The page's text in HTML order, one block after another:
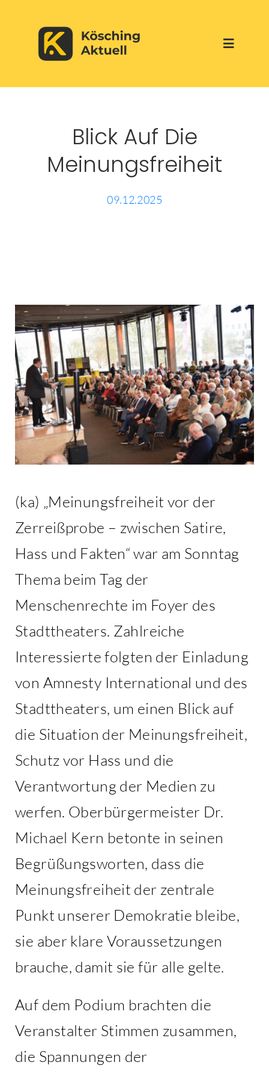
content
Toggle
Über uns
Blick Auf Die
Meinungsfreiheit
09.12.2025
(ka) „Meinungsfreiheit vor der
Zerreißprobe – zwischen Satire,
Hass und Fakten“ war am Sonntag
Thema beim Tag der
Menschenrechte im Foyer des
Stadttheaters. Zahlreiche
Interessierte folgten der Einladung
von Amnesty International und des
Stadttheaters, um einen Blick auf
die Situation der Meinungsfreiheit,
Schutz vor Hass und die
Verantwortung der Medien zu
werfen. Oberbürgermeister Dr.
Michael Kern betonte in seinen
Begrüßungsworten, dass die
Meinungsfreiheit der zentrale
Punkt unserer Demokratie bleibe,
sie aber klare Voraussetzungen
brauche, damit sie für alle gelte.
Auf dem Podium brachten die
Veranstalter Stimmen zusammen,
die Spannungen der